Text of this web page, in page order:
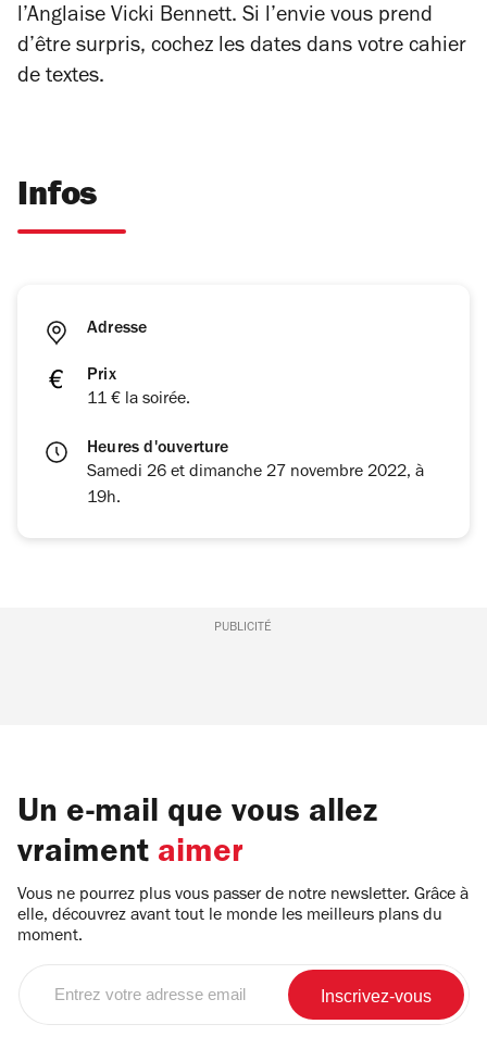
l’Anglaise Vicki Bennett. Si l’envie vous prend
d’être surpris, cochez les dates dans votre cahier
de textes.
Infos
Adresse
Prix
11 € la soirée.
Heures d'ouverture
Samedi 26 et dimanche 27 novembre 2022, à
19h.
PUBLICITÉ
Un e-mail que vous allez
vraiment aimer
Vous ne pourrez plus vous passer de notre newsletter. Grâce à
elle, découvrez avant tout le monde les meilleurs plans du
moment.